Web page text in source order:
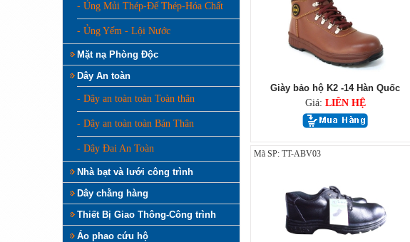
- Ủng Mủi Thép-Đế Thép-Hóa Chất
- Ủng Yếm - Lội Nước
Mặt nạ Phòng Độc
Dây An toàn
- Dây an toàn toàn Toàn thân
- Dây an toàn toàn Bán Thân
- Dây Đai An Toàn
Nhà bạt và lưới công trình
Dây chằng hàng
Thiết Bị Giao Thông-Công trình
Áo phao cứu hộ
Giày bảo hộ K2 -14 Hàn Quốc
Giá: LIÊN HỆ
Mã SP: TT-ABV03